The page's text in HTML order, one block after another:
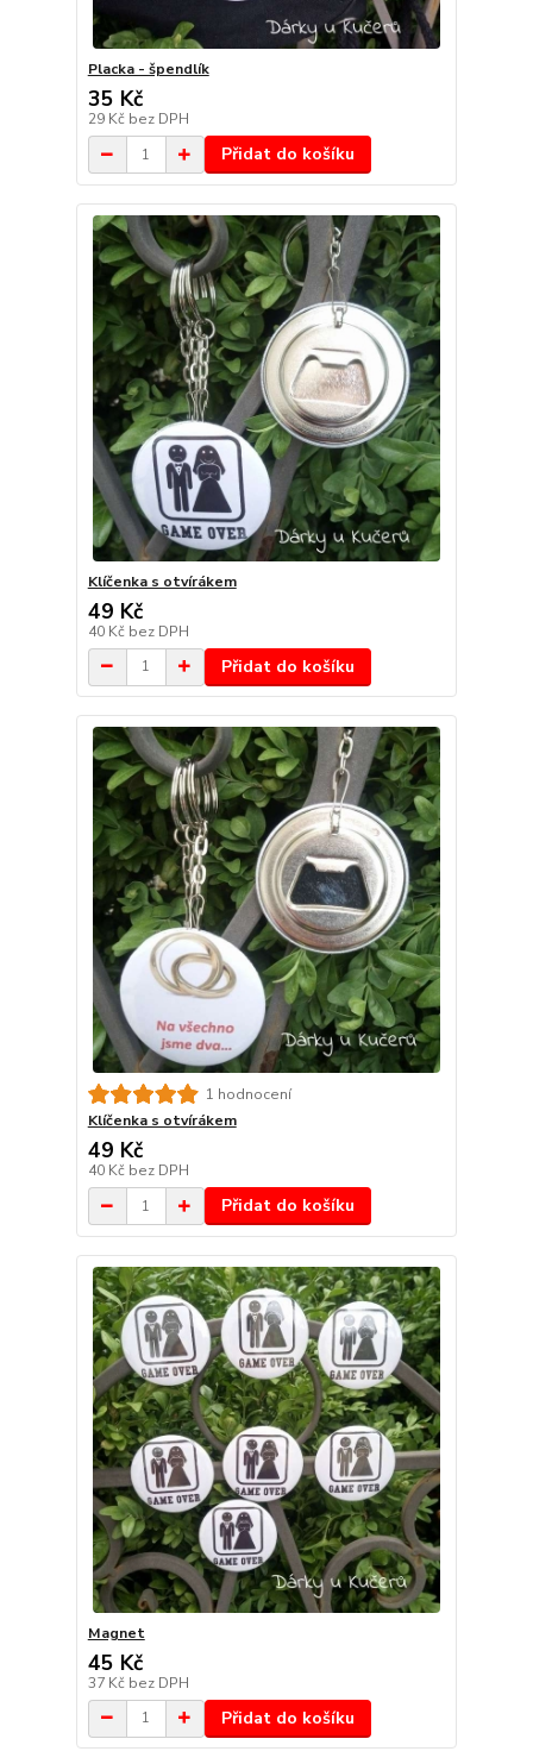
Placka - špendlík
35 Kč
29 Kč bez DPH
Přidat do košíku
Klíčenka s otvírákem
49 Kč
40 Kč bez DPH
Přidat do košíku
1 hodnocení
Klíčenka s otvírákem
49 Kč
40 Kč bez DPH
Přidat do košíku
Magnet
45 Kč
37 Kč bez DPH
Přidat do košíku